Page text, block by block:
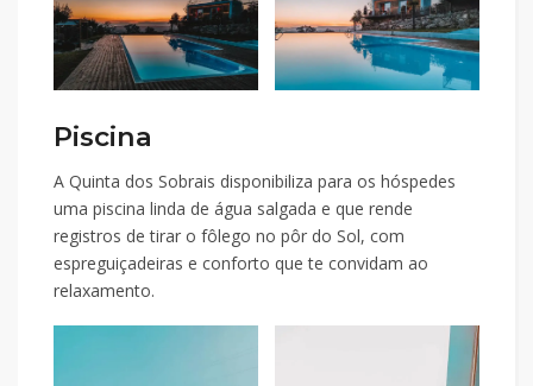
Piscina
A Quinta dos Sobrais disponibiliza para os hóspedes
uma piscina linda de água salgada e que rende
registros de tirar o fôlego no pôr do Sol, com
espreguiçadeiras e conforto que te convidam ao
relaxamento.